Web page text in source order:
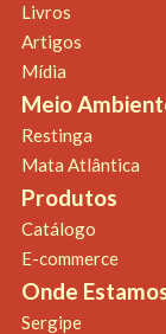
Livros
Artigos
Mídia
Meio
Restinga
Mata Atlântica
Produtos
Catálogo
E-commerce
Onde
Sergipe